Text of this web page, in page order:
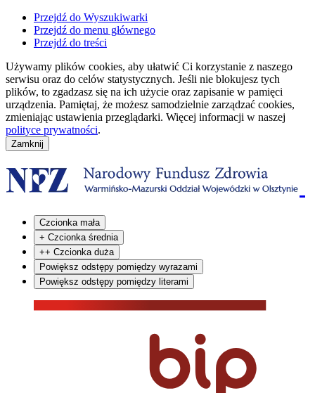
Przejdź do Wyszukiwarki
Przejdź do menu głównego
Przejdź do treści
Używamy plików cookies, aby ułatwić Ci korzystanie z naszego
serwisu oraz do celów statystycznych. Jeśli nie blokujesz tych
plików, to zgadzasz się na ich użycie oraz zapisanie w pamięci
urządzenia. Pamiętaj, że możesz samodzielnie zarządzać cookies,
zmieniając ustawienia przeglądarki. Więcej informacji w naszej
polityce prywatności.
Czcionka mała
+ Czcionka średnia
++ Czcionka duża
Powiększ odstępy pomiędzy wyrazami
Powiększ odstępy pomiędzy literami